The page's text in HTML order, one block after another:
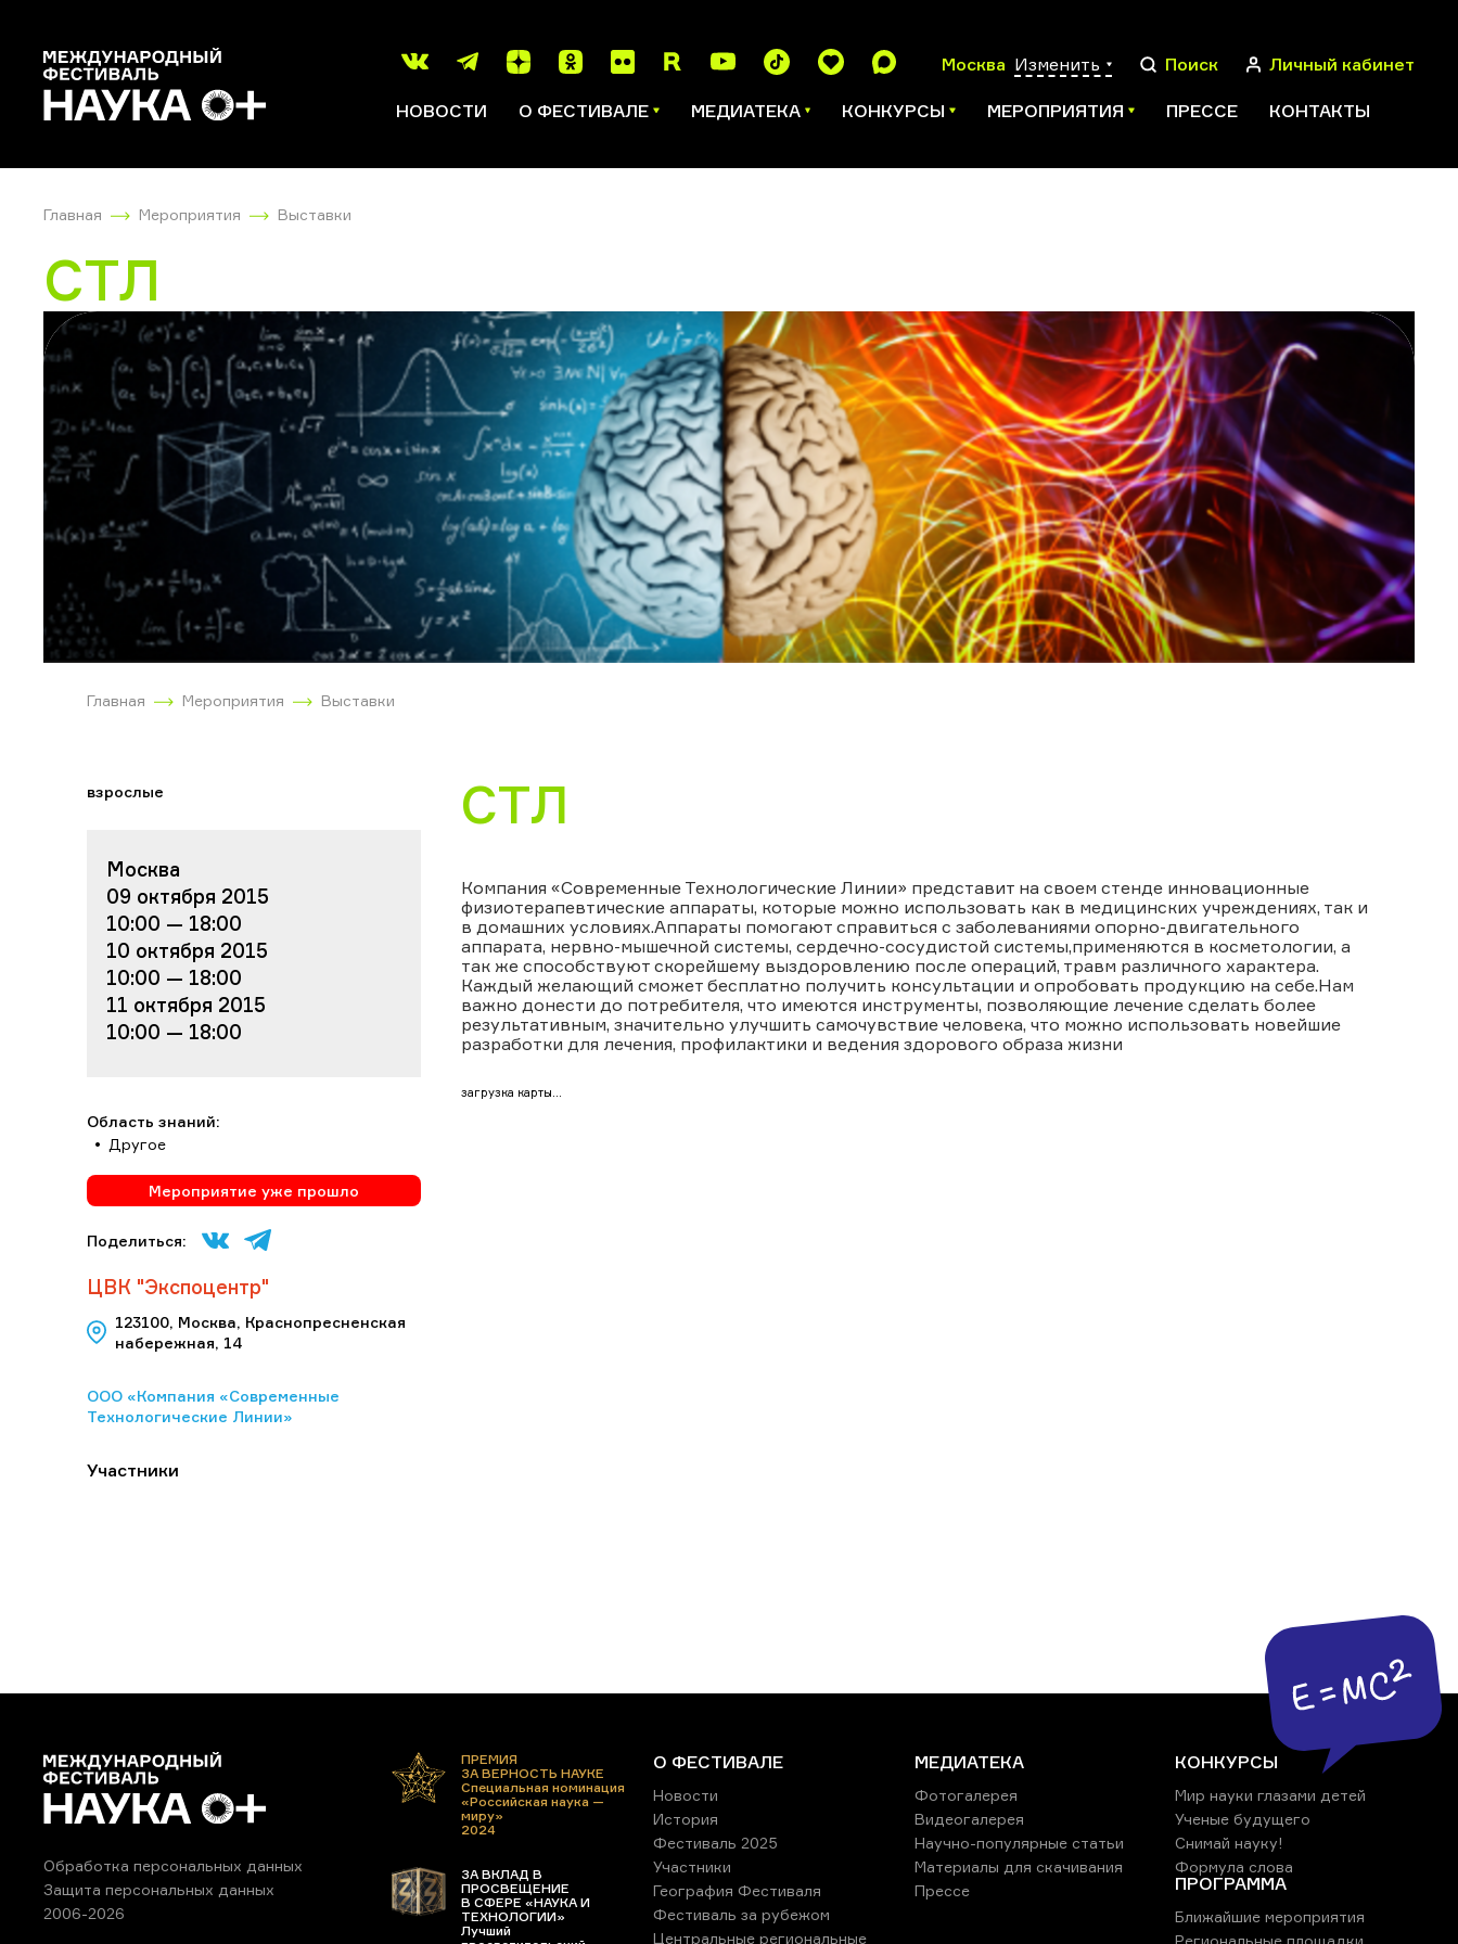
Москва Изменить Поиск Личный кабинет
НОВОСТИ О ФЕСТИВАЛЕ МЕДИАТЕКА КОНКУРСЫ МЕРОПРИЯТИЯ ПРЕССЕ КОНТАКТЫ
Главная Мероприятия Выставки
СТЛ
Главная Мероприятия Выставки
взрослые
Москва
09 октября 2015
10:00 — 18:00
10 октября 2015
10:00 — 18:00
11 октября 2015
10:00 — 18:00
Область знаний:
Другое
Мероприятие уже прошло
Поделиться:
ЦВК "Экспоцентр"
123100, Москва, Краснопресненская
набережная, 14
ООО «Компания «Современные
Технологические Линии»
Участники
СТЛ
Компания «Современные Технологические Линии» представит на своем стенде инновационные
физиотерапевтические аппараты, которые можно использовать как в медицинских учреждениях, так и
в домашних условиях.Аппараты помогают справиться с заболеваниями опорно-двигательного
аппарата, нервно-мышечной системы, сердечно-сосудистой системы,применяются в косметологии, а
так же способствуют скорейшему выздоровлению после операций, травм различного характера.
Каждый желающий сможет бесплатно получить консультации и опробовать продукцию на себе.Нам
важно донести до потребителя, что имеются инструменты, позволяющие лечение сделать более
результативным, значительно улучшить самочувствие человека, что можно использовать новейшие
разработки для лечения, профилактики и ведения здорового образа жизни
загрузка карты...
Обработка персональных данных
Защита персональных данных
2006-2026
ПРЕМИЯ
ЗА ВЕРНОСТЬ НАУКЕ
Специальная номинация
«Российская наука —
миру»
2024
ЗА ВКЛАД В
ПРОСВЕЩЕНИЕ
В СФЕРЕ «НАУКА И
ТЕХНОЛОГИИ»
Лучший
О ФЕСТИВАЛЕ
Новости
История
Фестиваль 2025
Участники
География Фестиваля
Фестиваль за рубежом
Центральные региональные
МЕДИАТЕКА
Фотогалерея
Видеогалерея
Научно-популярные статьи
Материалы для скачивания
Прессе
КОНКУРСЫ
Мир науки глазами детей
Ученые будущего
Снимай науку!
Формула слова
ПРОГРАММА
Ближайшие мероприятия
Региональные площадки